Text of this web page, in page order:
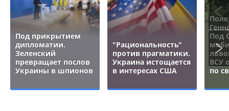
Под прикрытием
дипломатии.
Зеленский
превращает послов
Украины в шпионов
"Рациональность"
против прагматики.
Украина истощается
в интересах США
Под
ВСУ
по